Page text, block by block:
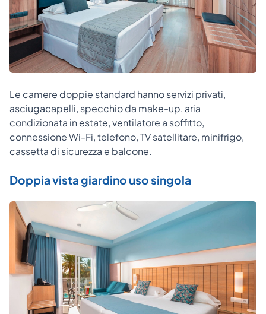
Le camere doppie standard hanno servizi privati,
asciugacapelli, specchio da make-up, aria
condizionata in estate, ventilatore a soffitto,
connessione Wi-Fi, telefono, TV satellitare, minifrigo,
cassetta di sicurezza e balcone.
Doppia vista giardino uso singola